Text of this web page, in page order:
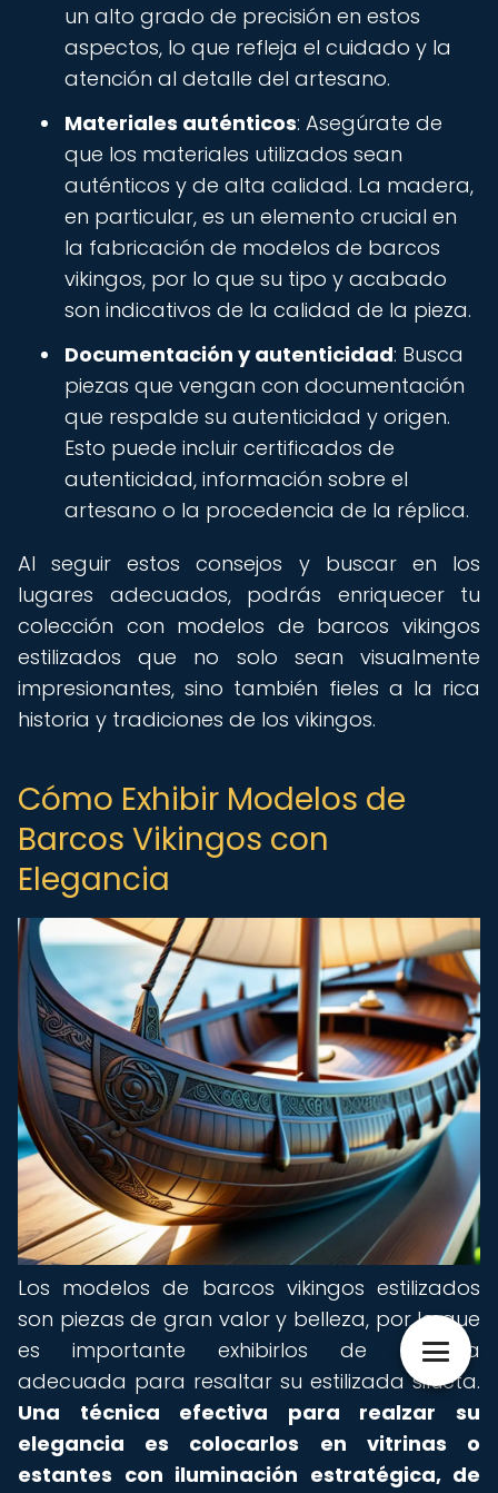
un alto grado de precisión en estos
aspectos, lo que refleja el cuidado y la
atención al detalle del artesano.
Materiales auténticos: Asegúrate de
que los materiales utilizados sean
auténticos y de alta calidad. La madera,
en particular, es un elemento crucial en
la fabricación de modelos de barcos
vikingos, por lo que su tipo y acabado
son indicativos de la calidad de la pieza.
Documentación y autenticidad: Busca
piezas que vengan con documentación
que respalde su autenticidad y origen.
Esto puede incluir certificados de
autenticidad, información sobre el
artesano o la procedencia de la réplica.
Al seguir estos consejos y buscar en los
lugares adecuados, podrás enriquecer tu
colección con modelos de barcos vikingos
estilizados que no solo sean visualmente
impresionantes, sino también fieles a la rica
historia y tradiciones de los vikingos.
Cómo Exhibir Modelos de
Barcos Vikingos con
Elegancia
Los modelos de barcos vikingos estilizados
son piezas de gran valor y belleza, por lo que
es importante exhibirlos de manera
adecuada para resaltar su estilizada silueta.
Una técnica efectiva para realzar su
elegancia es colocarlos en vitrinas o
estantes con iluminación estratégica, de